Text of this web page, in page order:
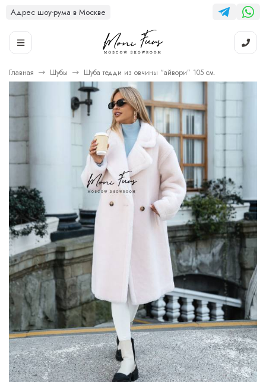
Адрес шоу-рума в Москве
Главная Шубы Шуба тедди из овчины “айвори” 105 см.